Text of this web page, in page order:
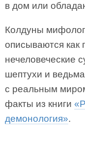
в дом или
Колдуны
описываются как
нечеловеческие
шептухи и
с реальным
факты из книги
демонология».